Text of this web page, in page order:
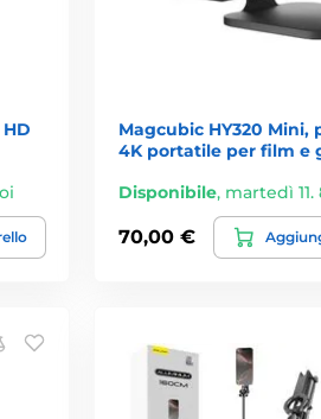
Magcubic HY320 Mini,
4K portatile per film e
Disponibile, martedì 11.
70,00 €